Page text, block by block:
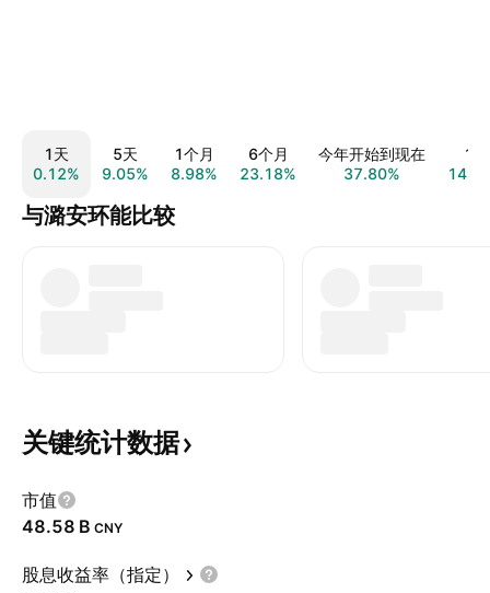
1天
0.12%
5天
9.05%
1个月
8.98%
6个月
23.18%
今年开始到现在
37.80%
1年
与潞安环能比较
关键统计数据
市值
‪48.58 B‬ CNY
股息收益率（指定）